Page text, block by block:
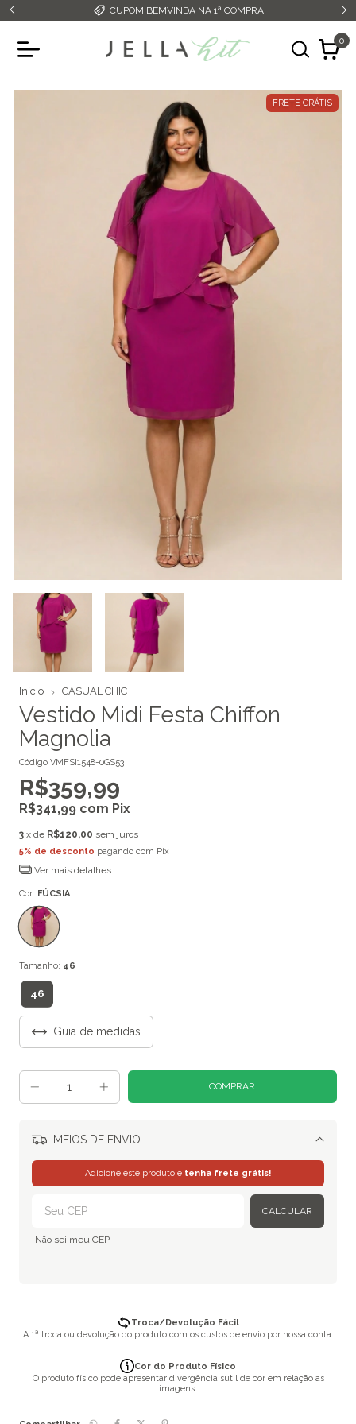
CUPOM BEMVINDA NA 1ª COMPRA
0
FRETE GRÁTIS
Início CASUAL CHIC
Vestido Midi Festa Chiffon
Magnolia
Código VMFSI1548-0GS53
R$359,99
R$341,99 com Pix
3 x de R$120,00 sem juros
5% de desconto pagando com Pix
Ver mais detalhes
Cor: FÚCSIA
Tamanho: 46
46
Guia de medidas
MEIOS DE ENVIO
Adicione este produto e tenha frete grátis!
CALCULAR
Não sei meu CEP
Troca/Devolução Fácil
A 1ª troca ou devolução do produto com os custos de envio por nossa conta.
Cor do Produto Físico
O produto físico pode apresentar divergência sutil de cor em relação as
imagens.